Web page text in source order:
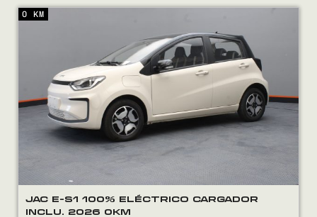
Encontranos en
JAC E-S1 100% ELÉCTRICO CARGADOR
INCLU. 2026 0KM
0 KM